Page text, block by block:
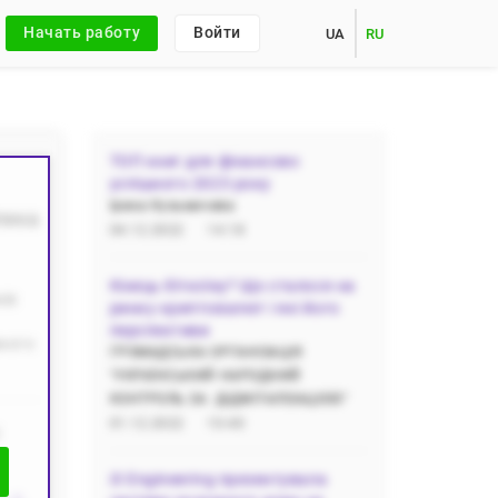
Начать работу Войти UA RU
ТОП книг для фінансово
успішного 2023 року
Кінець біткоїну? Що сталося на
ринку криптовалют і які його
перспективи
i3 Engineering презентувала